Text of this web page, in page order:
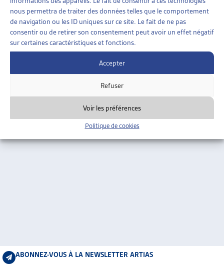
nous permettra de traiter des données telles que le comportement
de navigation ou les ID uniques sur ce site. Le fait de ne pas
consentir ou de retirer son consentement peut avoir un effet négatif
sur certaines caractéristiques et fonctions.
Accepter
Refuser
Voir les préférences
Politique de cookies
THÉMATIQUES
GUIDE SOCIAL ROMAND
AUTRES
ARTIAS
PROJETS ET ACTIVITÉS
ABONNEZ-VOUS À LA NEWSLETTER ARTIAS